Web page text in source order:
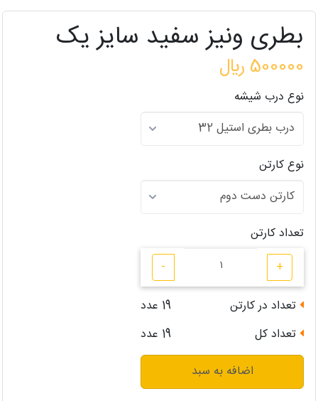
بطری ونیز سفید سایز یک
500000 ﷼
نوع درب شیشه
نوع کارتن
تعداد کارتن
+
-
تعداد در کارتن 19 عدد
تعداد کل
19 عدد
اضافه به سبد